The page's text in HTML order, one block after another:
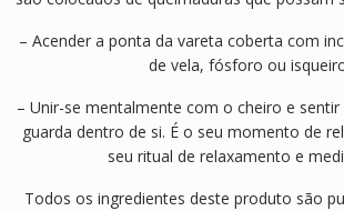
– Acender a ponta da vareta coberta com
de vela, fósforo ou
– Unir-se mentalmente com o cheiro e sentir
guarda dentro de si. É o seu momento de
seu ritual de relaxamento e
Todos os ingredientes deste produto são